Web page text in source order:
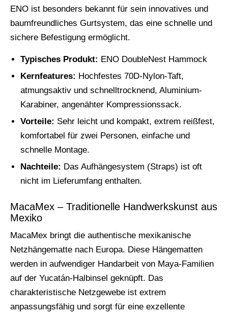
ENO ist besonders bekannt für sein innovatives und
baumfreundliches Gurtsystem, das eine schnelle und
sichere Befestigung ermöglicht.
Typisches Produkt: ENO DoubleNest Hammock
Kernfeatures: Hochfestes 70D-Nylon-Taft,
atmungsaktiv und schnelltrocknend, Aluminium-
Karabiner, angenähter Kompressionssack.
Vorteile: Sehr leicht und kompakt, extrem reißfest,
komfortabel für zwei Personen, einfache und
schnelle Montage.
Nachteile: Das Aufhängesystem (Straps) ist oft
nicht im Lieferumfang enthalten.
MacaMex – Traditionelle Handwerkskunst aus
Mexiko
MacaMex bringt die authentische mexikanische
Netzhängematte nach Europa. Diese Hängematten
werden in aufwendiger Handarbeit von Maya-Familien
auf der Yucatán-Halbinsel geknüpft. Das
charakteristische Netzgewebe ist extrem
anpassungsfähig und sorgt für eine exzellente